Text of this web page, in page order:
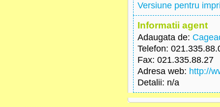
Versiune pentru
Informatii agent
Adaugata de:
Telefon:
Fax: 021.335.88.27
Adresa web: http://
Detalii: n/a